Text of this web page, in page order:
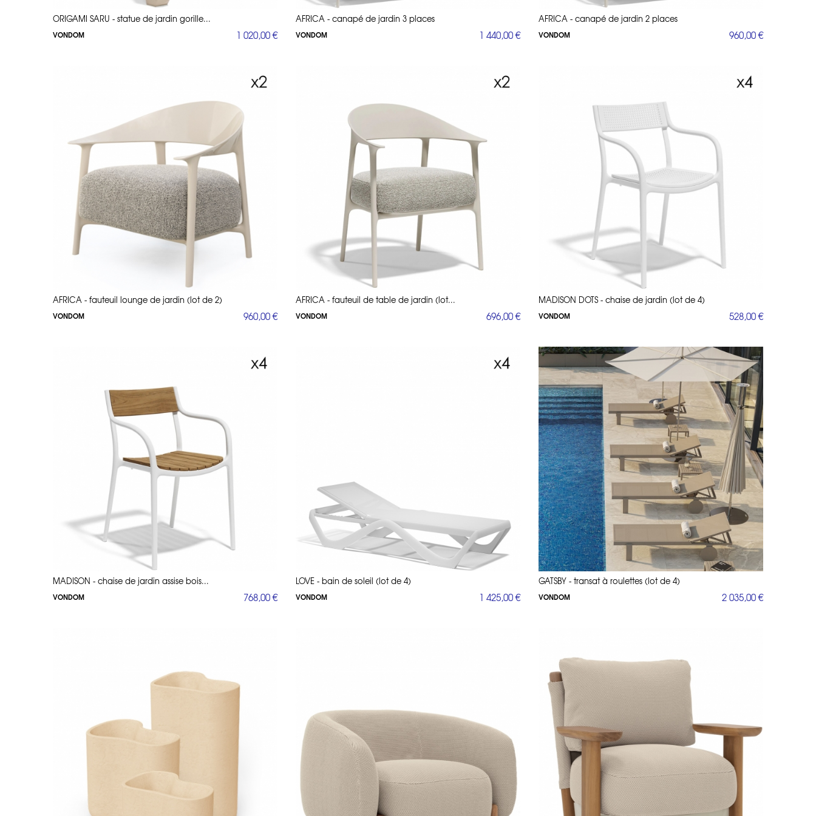
ORIGAMI SARU - statue de jardin gorille...
VONDOM 1 020,00 €
AFRICA - canapé de jardin 3 places
VONDOM 1 440,00 €
AFRICA - canapé de jardin 2 places
VONDOM 960,00 €
AFRICA - fauteuil lounge de jardin (lot de 2)
VONDOM 960,00 €
AFRICA - fauteuil de table de jardin (lot...
VONDOM 696,00 €
MADISON DOTS - chaise de jardin (lot de 4)
VONDOM 528,00 €
MADISON - chaise de jardin assise bois...
VONDOM 768,00 €
LOVE - bain de soleil (lot de 4)
VONDOM 1 425,00 €
GATSBY - transat à roulettes (lot de 4)
VONDOM 2 035,00 €